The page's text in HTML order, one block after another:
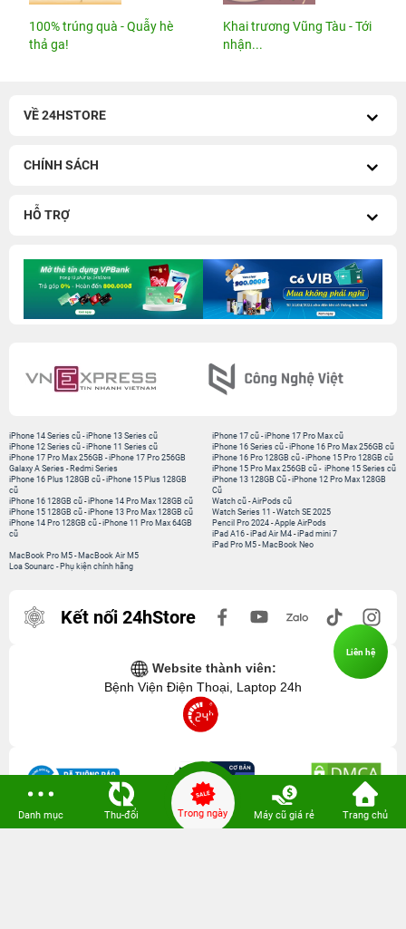
100% trúng quà - Quẫy hè
thả ga!
Khai trương Vũng Tàu - Tới
nhận...
VỀ 24HSTORE
CHÍNH SÁCH
HỖ TRỢ
iPhone 14 Series cũ -iPhone 13 Series cũ
iPhone 12 Series cũ -iPhone 11 Series cũ
iPhone 17 Pro Max 256GB -iPhone 17 Pro 256GB
Galaxy A Series - Redmi Series
iPhone 17 cũ -iPhone 17 Pro Max cũ
iPhone 16 Series cũ - iPhone 16 Pro Max 256GB cũ
iPhone 16 Pro 128GB cũ -iPhone 15 Pro 128GB cũ
iPhone 15 Pro Max 256GB cũ - iPhone 15 Series cũ
iPhone 16 Plus 128GB cũ -iPhone 15 Plus 128GB
cũ
iPhone 16 128GB cũ -iPhone 14 Pro Max 128GB cũ
iPhone 15 128GB cũ -iPhone 13 Pro Max 128GB cũ
iPhone 14 Pro 128GB cũ -iPhone 11 Pro Max 64GB
cũ
iPhone 13 128GB Cũ -iPhone 12 Pro Max 128GB
Cũ
Watch cũ -AirPods cũ
Watch Series 11 -Watch SE 2025
Pencil Pro 2024 -Apple AirPods
iPad A16 -iPad Air M4 -iPad mini 7
iPad Pro M5 - MacBook Neo
MacBook Pro M5 - MacBook Air M5
Loa Sounarc - Phụ kiện chính hãng
Kết nối 24hStore
Website thành viên:
Bệnh Viện Điện Thoại, Laptop 24h
Danh mục Thu-đổi Trong ngày Máy cũ giá rẻ Trang chủ
Liên hệ